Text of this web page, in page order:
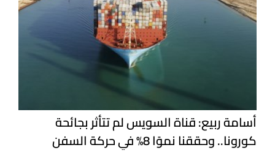
أسامة ربيع: قناة السويس لم تتأثر بجائحة
كورونا.. وحققنا نموًا 8% في حركة السفن